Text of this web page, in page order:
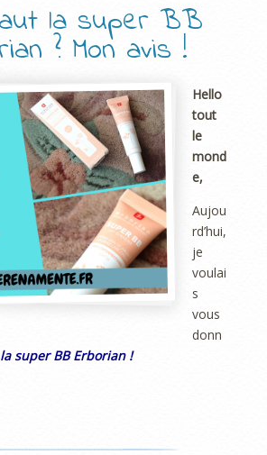
la super BB
? Mon avis !
Hello
tout
le
mond
e,
Aujou
rd’hui,
je
voulai
s
vous
donn
super BB Erborian !